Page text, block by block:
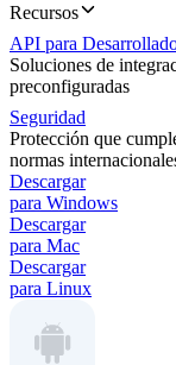
Recursos
API para
Soluciones de
preconfiguradas
Seguridad
Protección que
normas
Descargar
para Windows
Descargar
para Mac
Descargar
para Linux